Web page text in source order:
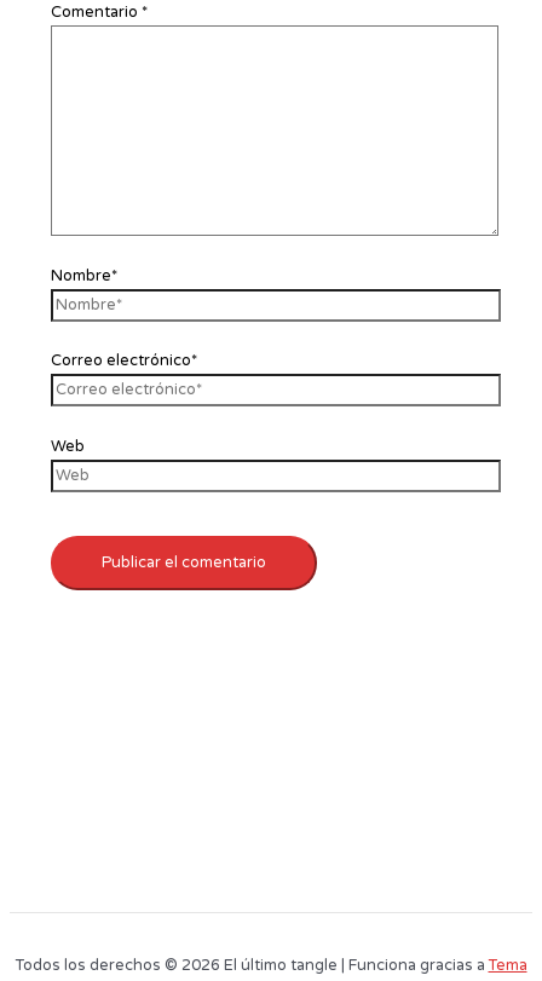
Comentario *
Nombre*
Correo electrónico*
Web
Todos los derechos © 2026 El último tangle | Funciona gracias aTema